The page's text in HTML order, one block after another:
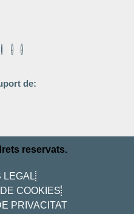
de:
reservats.
LEGAL
COOKIES
PRIVACITAT